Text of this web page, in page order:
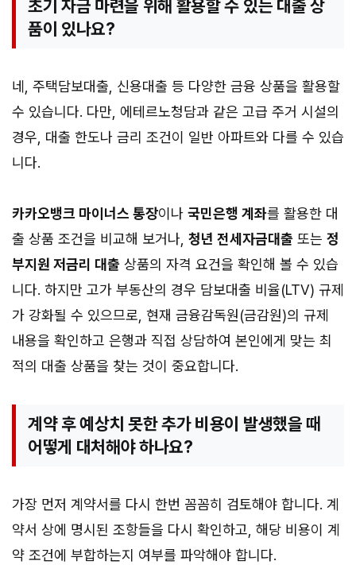
초기 자금 마련을 위해 활용할 수 있는 대출 상
품이 있나요?
네, 주택담보대출, 신용대출 등 다양한 금융 상품을 활용할
수 있습니다. 다만, 에테르노청담과 같은 고급 주거 시설의
경우, 대출 한도나 금리 조건이 일반 아파트와 다를 수 있습
니다.
카카오뱅크 마이너스 통장이나 국민은행 계좌를 활용한 대
출 상품 조건을 비교해 보거나, 청년 전세자금대출 또는 정
부지원 저금리 대출 상품의 자격 요건을 확인해 볼 수 있습
니다. 하지만 고가 부동산의 경우 담보대출 비율(LTV) 규제
가 강화될 수 있으므로, 현재 금융감독원(금감원)의 규제
내용을 확인하고 은행과 직접 상담하여 본인에게 맞는 최
적의 대출 상품을 찾는 것이 중요합니다.
계약 후 예상치 못한 추가 비용이 발생했을 때
어떻게 대처해야 하나요?
가장 먼저 계약서를 다시 한번 꼼꼼히 검토해야 합니다. 계
약서 상에 명시된 조항들을 다시 확인하고, 해당 비용이 계
약 조건에 부합하는지 여부를 파악해야 합니다.